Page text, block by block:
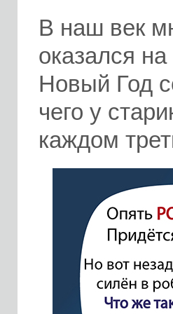
В наш век
оказался
Новый Год
чего у
каждом